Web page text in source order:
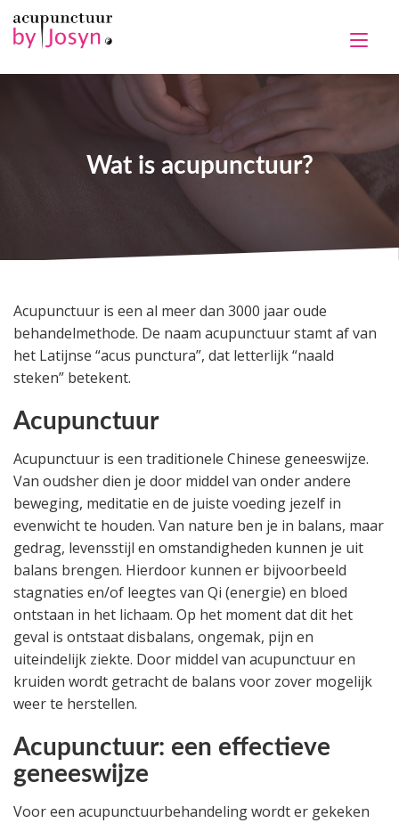
Wat is acupunctuur?
Acupunctuur is een al meer dan 3000 jaar oude
behandelmethode. De naam acupunctuur stamt af van
het Latijnse “acus punctura”, dat letterlijk “naald
steken” betekent.
Acupunctuur
Acupunctuur is een traditionele Chinese geneeswijze.
Van oudsher dien je door middel van onder andere
beweging, meditatie en de juiste voeding jezelf in
evenwicht te houden. Van nature ben je in balans, maar
gedrag, levensstijl en omstandigheden kunnen je uit
balans brengen. Hierdoor kunnen er bijvoorbeeld
stagnaties en/of leegtes van Qi (energie) en bloed
ontstaan in het lichaam. Op het moment dat dit het
geval is ontstaat disbalans, ongemak, pijn en
uiteindelijk ziekte. Door middel van acupunctuur en
kruiden wordt getracht de balans voor zover mogelijk
weer te herstellen.
Acupunctuur: een effectieve
geneeswijze
Voor een acupunctuurbehandeling wordt er gekeken